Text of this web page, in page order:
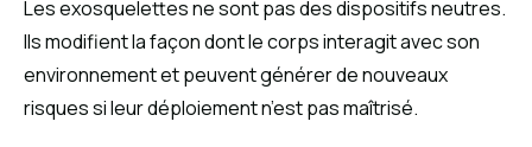
Les exosquelettes ne sont pas des dispositifs neutres.
Ils modifient la façon dont le corps interagit avec son
environnement et peuvent générer de nouveaux
risques si leur déploiement n’est pas maîtrisé.